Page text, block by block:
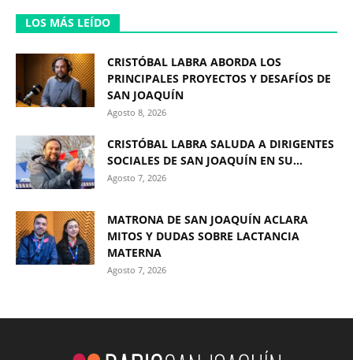
LOS MÁS LEÍDO
CRISTÓBAL LABRA ABORDA LOS
PRINCIPALES PROYECTOS Y DESAFÍOS DE
SAN JOAQUÍN
Agosto 8, 2026
CRISTÓBAL LABRA SALUDA A DIRIGENTES
SOCIALES DE SAN JOAQUÍN EN SU...
Agosto 7, 2026
MATRONA DE SAN JOAQUÍN ACLARA
MITOS Y DUDAS SOBRE LACTANCIA
MATERNA
Agosto 7, 2026